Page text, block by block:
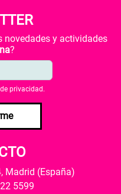
novedades y actividades
?
privacidad .
Madrid (España)
5599